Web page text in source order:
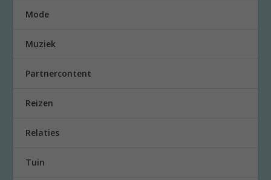
Mode
Muziek
Partnercontent
Reizen
Relaties
Tuin